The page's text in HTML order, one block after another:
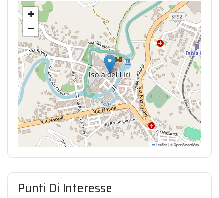
+
−
Leaflet|©OpenStreetMap
Punti Di Interesse